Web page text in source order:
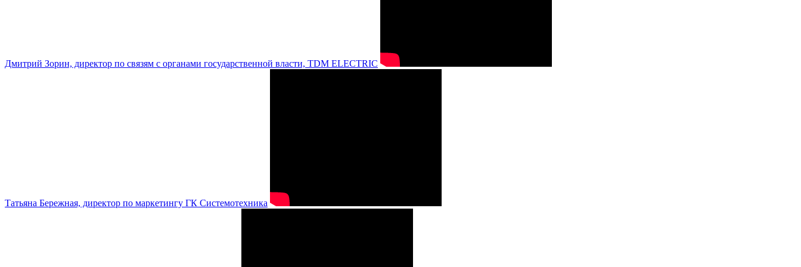
Дмитрий Зорин, директор по связям с органами государственной власти, TDM ELECTRIC
Татьяна Бережная, директор по маркетингу ГК Системотехника